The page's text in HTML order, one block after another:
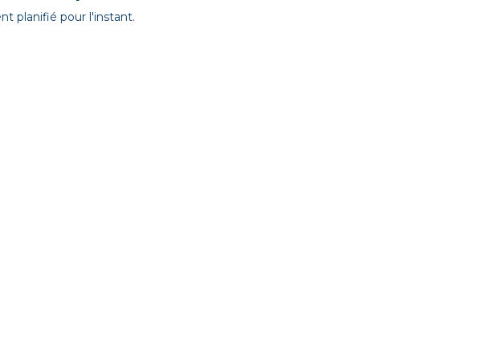
planifié pour l'instant.